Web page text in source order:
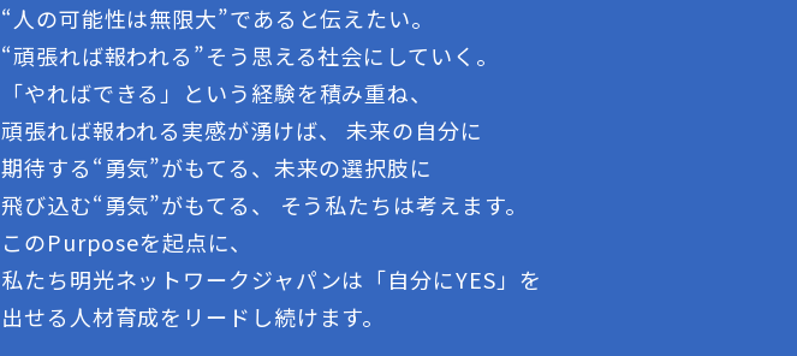
“人の可能性は無限大”であると伝えたい。
“頑張れば報われる”そう思える社会にしていく。
「やればできる」という経験を積み重ね、
頑張れば報われる実感が湧けば、 未来の自分に
期待する“勇気”がもてる、未来の選択肢に
飛び込む“勇気”がもてる、 そう私たちは考えます。
このPurposeを起点に、
私たち明光ネットワークジャパンは「自分にYES」を
出せる人材育成をリードし続けます。